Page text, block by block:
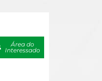
Área do
Interessado